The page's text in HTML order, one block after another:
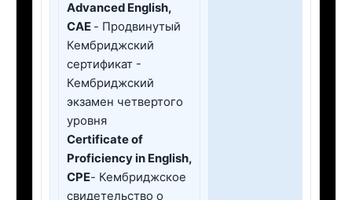
Advanced English,
CAE - Продвинутый
Кембриджский
сертификат -
Кембриджский
экзамен четвертого
уровня
Certificate of
Proficiency in English,
CPE- Кембриджское
свидетельство о